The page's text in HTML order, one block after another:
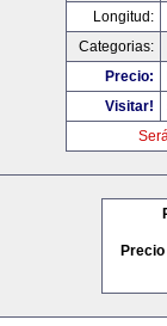
Longitud:
Categorias:
Precio:
Visitar!